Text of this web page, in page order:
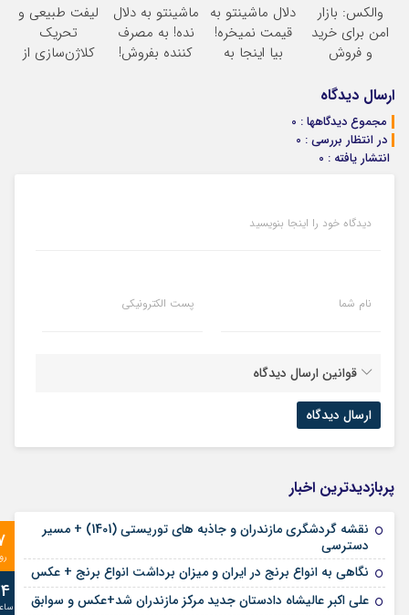
دیجیتال
والکس: بازار
امن برای خرید
و فروش
دیجیتال
دلال ماشینتو به
قیمت نمیخره!
بیا اینجا به
ماشینتو به دلال
نده! به مصرف
کننده بفروش!
لیفت طبیعی و
تحریک
کلاژن‌سازی از
ارسال دیدگاه
مجموع دیدگاهها : 0
در انتظار بررسی : 0
انتشار یافته : 0
دیدگاه خود را اینجا بنویسید
نام شما پست الکترونیکی
قوانین ارسال دیدگاه
پربازدیدترین اخبار
نقشه گردشگری مازندران و جاذبه های توریستی (1401) + مسیر
دسترسی
نگاهی به انواع برنج در ایران و میزان برداشت انواع برنج + عکس
علی‌ اکبر عالیشاه دادستان جدید مرکز مازندران شد+عکس و سوابق